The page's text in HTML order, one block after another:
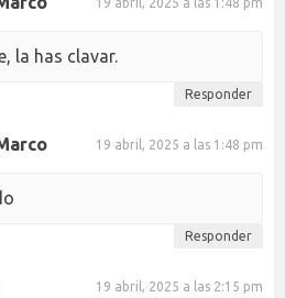
19 abril, 2025 a las 1:48 pm
la has clavar.
Responder
19 abril, 2025 a las 1:48 pm
Responder
19 abril, 2025 a las 2:15 pm